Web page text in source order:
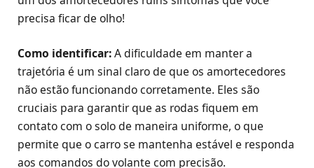
precisa ficar de olho!
Como identificar:A dificuldade em manter a
trajetória é um sinal claro de que os amortecedores
não estão funcionando corretamente. Eles são
cruciais para garantir que as rodas fiquem em
contato com o solo de maneira uniforme, o que
permite que o carro se mantenha estável e responda
aos comandos do volante com precisão.